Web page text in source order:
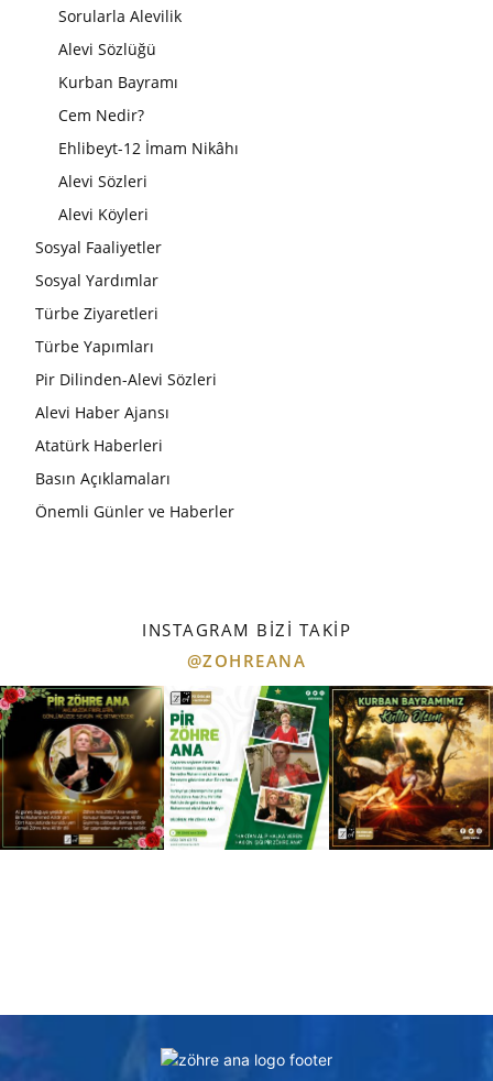
Sorularla Alevilik
Alevi Sözlüğü
Kurban Bayramı
Cem Nedir?
Ehlibeyt-12 İmam Nikâhı
Alevi Sözleri
Alevi Köyleri
Sosyal Faaliyetler
Sosyal Yardımlar
Türbe Ziyaretleri
Türbe Yapımları
Pir Dilinden-Alevi Sözleri
Alevi Haber Ajansı
Atatürk Haberleri
Basın Açıklamaları
Önemli Günler ve Haberler
INSTAGRAM BIZI TAKIP
@ZOHREANA